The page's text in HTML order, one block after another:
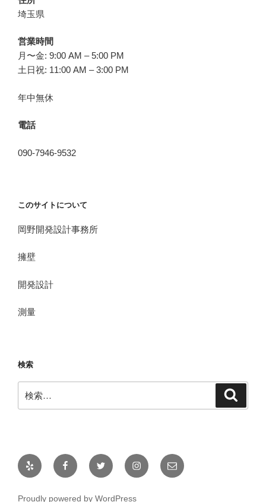
埼玉県
営業時間
月〜金: 9:00 AM – 5:00 PM
土日祝: 11:00 AM – 3:00 PM
年中無休
電話
090-7946-9532
このサイトについて
岡野開発設計事務所
擁壁
開発設計
測量
検索
索:
Yelp FacebookTwitter Instagramメ
ー
Proudly powered by WordPress